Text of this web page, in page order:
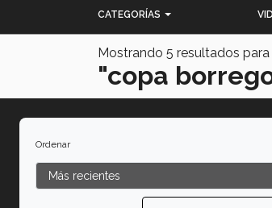
CATEGORÍAS
Mostrando 5 resultados
"copa
Ordenar